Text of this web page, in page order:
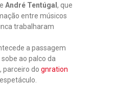
e André Tentúgal , que
entre músicos
trabalharam
a passagem
ao palco da
parceiro do gnration